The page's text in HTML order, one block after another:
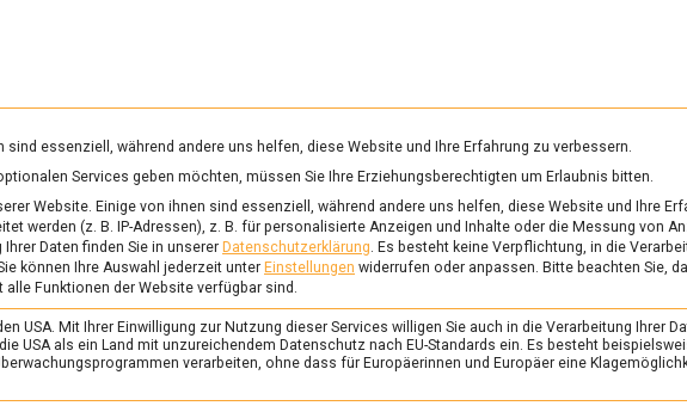
zu
&
Ernährung
essenziell, während andere uns helfen, diese Website und Ihre Erfahrung zu verbessern.
Services geben möchten, müssen Sie Ihre Erziehungsberechtigten um Erlaubnis bitten.
Website. Einige von ihnen sind essenziell, während andere uns helfen, diese Website und Ihre
werden (z. B. IP-Adressen), z. B. für personalisierte Anzeigen und Inhalte oder die Messung von
Daten finden Sie in unserer Datenschutzerklärung. Es besteht keine Verpflichtung, in die
können Ihre Auswahl jederzeit unter Einstellungen widerrufen oder anpassen. Bitte beachten Sie,
Funktionen der Website verfügbar sind.
USA. Mit Ihrer Einwilligung zur Nutzung dieser Services willigen Sie auch in die Verarbeitung Ihrer
USA als ein Land mit unzureichendem Datenschutz nach EU-Standards ein. Es besteht
verarbeiten, ohne dass für Europäerinnen und Europäer eine